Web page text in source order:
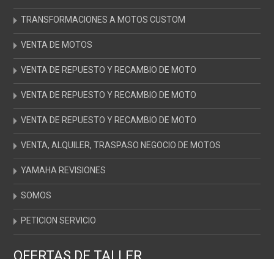
TRANSFORMACIONES A MOTOS CUSTOM
VENTA DE MOTOS
VENTA DE REPUESTO Y RECAMBIO DE MOTO
VENTA DE REPUESTO Y RECAMBIO DE MOTO
VENTA DE REPUESTO Y RECAMBIO DE MOTO
VENTA, ALQUILER, TRASPASO NEGOCIO DE MOTOS
YAMAHA REVISIONES
SOMOS
PETICION SERVICIO
OFERTAS DE TALLER